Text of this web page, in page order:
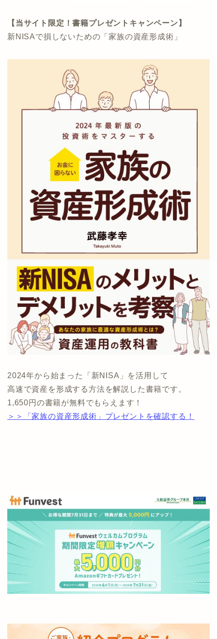
【当サイト限定！書籍プレゼントキャンペーン】
新NISAで損しないための「家族の資産形成術」
2024年から始まった「新NISA」を活用して
高速で資産を形成する方法を解説した書籍です。
1,650円の書籍が無料でもらえます！
＞＞「家族の資産形成術」プレゼントを確認する！